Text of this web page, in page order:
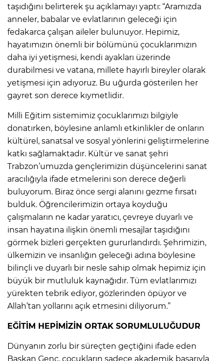
taşıdığını belirterek şu açıklamayı yaptı: “Aramızda
anneler, babalar ve evlatlarının geleceği için
fedakarca çalışan aileler bulunuyor. Hepimiz,
hayatımızın önemli bir bölümünü çocuklarımızın
daha iyi yetişmesi, kendi ayakları üzerinde
durabilmesi ve vatana, millete hayırlı bireyler olarak
yetişmesi için adıyoruz. Bu uğurda gösterilen her
gayret son derece kıymetlidir.
Milli Eğitim sistemimiz çocuklarımızı bilgiyle
donatırken, böylesine anlamlı etkinlikler de onların
kültürel, sanatsal ve sosyal yönlerini geliştirmelerine
katkı sağlamaktadır. Kültür ve sanat şehri
Trabzon’umuzda gençlerimizin düşüncelerini sanat
aracılığıyla ifade etmelerini son derece değerli
buluyorum. Biraz önce sergi alanını gezme fırsatı
bulduk. Öğrencilerimizin ortaya koyduğu
çalışmaların ne kadar yaratıcı, çevreye duyarlı ve
insan hayatına ilişkin önemli mesajlar taşıdığını
görmek bizleri gerçekten gururlandırdı. Şehrimizin,
ülkemizin ve insanlığın geleceği adına böylesine
bilinçli ve duyarlı bir nesle sahip olmak hepimiz için
büyük bir mutluluk kaynağıdır. Tüm evlatlarımızı
yürekten tebrik ediyor, gözlerinden öpüyor ve
Allah’tan yollarını açık etmesini diliyorum.”
EĞİTİM HEPİMİZİN ORTAK SORUMLULUĞUDUR
Dünyanın zorlu bir süreçten geçtiğini ifade eden
Başkan Genç, çocukların sadece akademik başarıyla